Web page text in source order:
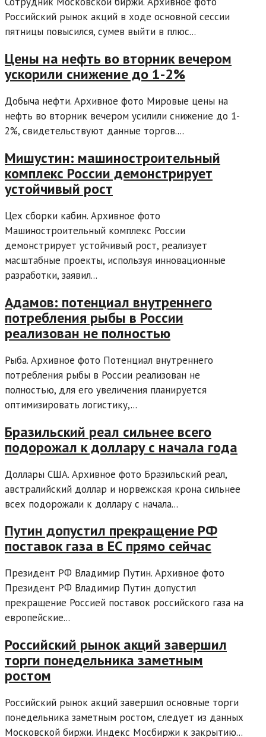
Российский рынок акций в ходе основной сессии
пятницы повысился, сумев выйти в плюс...
Цены на нефть во вторник вечером
ускорили снижение до 1-2%
Добыча нефти. Архивное фото Мировые цены на
нефть во вторник вечером усилили снижение до 1-
2%, свидетельствуют данные торгов....
Мишустин: машиностроительный
комплекс России демонстрирует
устойчивый рост
Цех сборки кабин. Архивное фото
Машиностроительный комплекс России
демонстрирует устойчивый рост, реализует
масштабные проекты, используя инновационные
разработки, заявил...
Адамов: потенциал внутреннего
потребления рыбы в России
реализован не полностью
Рыба. Архивное фото Потенциал внутреннего
потребления рыбы в России реализован не
полностью, для его увеличения планируется
оптимизировать логистику,...
Бразильский реал сильнее всего
подорожал к доллару с начала года
Доллары США. Архивное фото Бразильский реал,
австралийский доллар и норвежская крона сильнее
всех подорожали к доллару с начала...
Путин допустил прекращение РФ
поставок газа в ЕС прямо сейчас
Президент РФ Владимир Путин. Архивное фото
Президент РФ Владимир Путин допустил
прекращение Россией поставок российского газа на
европейские...
Российский рынок акций завершил
торги понедельника заметным
ростом
Российский рынок акций завершил основные торги
понедельника заметным ростом, следует из данных
Московской биржи. Индекс Мосбиржи к закрытию...